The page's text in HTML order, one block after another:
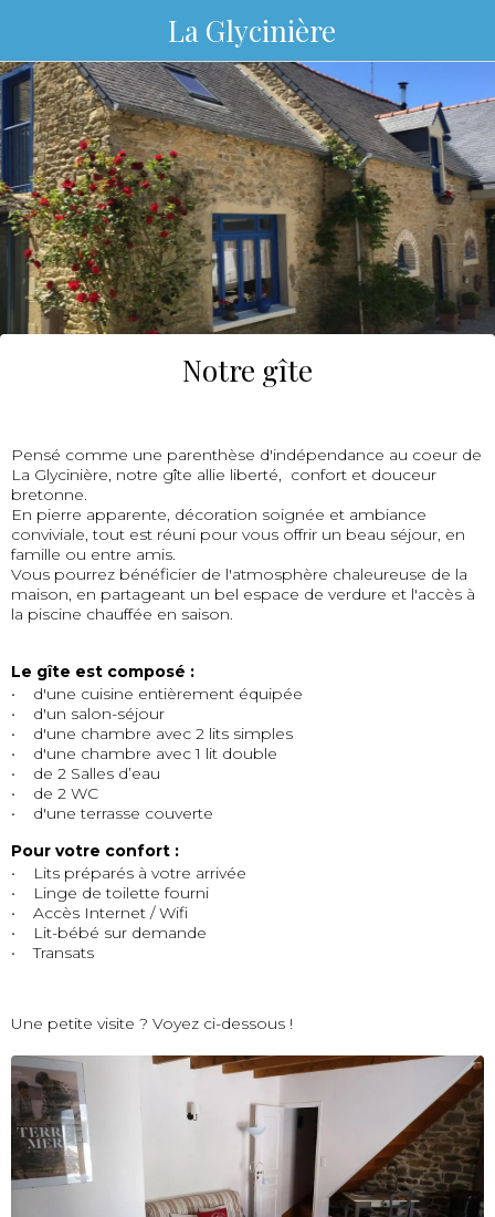
La Glycinière
Notre gîte
Pensé comme une parenthèse d'indépendance au coeur de
La Glycinière, notre gîte allie liberté, confort et douceur
bretonne.
En pierre apparente, décoration soignée et ambiance
conviviale, tout est réuni pour vous offrir un beau séjour, en
famille ou entre amis.
Vous pourrez bénéficier de l'atmosphère chaleureuse de la
maison, en partageant un bel espace de verdure et l'accès à
la piscine chauffée en saison.
Le gîte est composé :
• d'une cuisine entièrement équipée
• d'un salon-séjour
• d'une chambre avec 2 lits simples
• d'une chambre avec 1 lit double
• de 2 Salles d’eau
• de 2 WC
• d'une terrasse couverte
Pour votre confort :
• Lits préparés à votre arrivée
• Linge de toilette fourni
• Accès Internet / Wifi
• Lit-bébé sur demande
• Transats
Une petite visite ? Voyez ci-dessous !